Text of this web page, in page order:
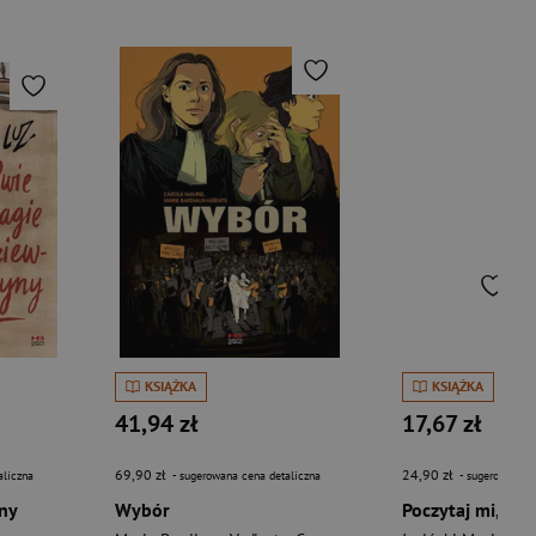
KSIĄŻKA
41,94 zł
69,90 zł - sugerowana cena detaliczna
Wybór
KSIĄŻKA
17,67 zł
24,90 zł - sugerowana